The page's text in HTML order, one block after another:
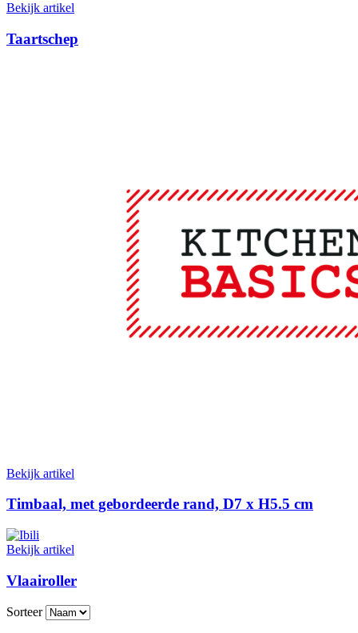
Bekijk artikel
Taartschep
Bekijk artikel
Timbaal, met gebordeerde rand, D7 x H5.5 cm
Bekijk artikel
Vlaairoller
Sorteer